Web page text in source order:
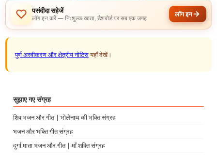
पसंदीदा सहेजें
लॉग इन करें — निःशुल्क खाता, डैशबोर्ड पर सब एक जगह लॉग इन
पूर्ण अस्वीकरण और क्षेत्रीय नोटिसयहाँ देखें।
सुझाए गए संग्रह
शिव भजन और गीत | भोलेनाथ की भक्ति संग्रह
भजन और भक्ति गीत संग्रह
दुर्गा माता भजन और गीत | माँ शक्ति संग्रह